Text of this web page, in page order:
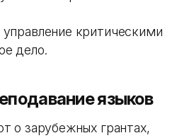
критическими
дело.
языков
о зарубежных грантах,